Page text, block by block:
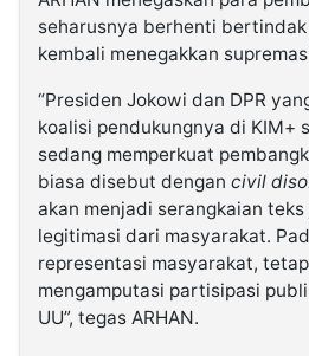
seharusnya berhenti
kembali menegakkan
“Presiden Jokowi dan DPR
koalisi pendukungnya di KIM+
sedang memperkuat
biasa disebut dengan civil
akan menjadi serangkaian
legitimasi dari masyarakat.
representasi masyarakat,
mengamputasi partisipasi
UU”, tegas ARHAN.